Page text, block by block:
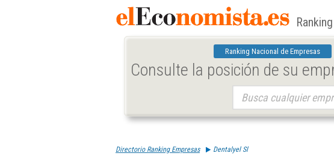
Ranking Nacional de Empresas
Consulte la posición de su
Directorio Ranking Empresas Dentalyel Sl